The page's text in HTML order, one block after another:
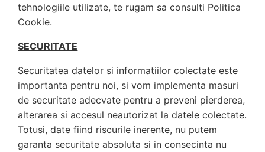
tehnologiile utilizate, te rugam sa consulti Politica
Cookie.
SECURITATE
Securitatea datelor si informatiilor colectate este
importanta pentru noi, si vom implementa masuri
de securitate adecvate pentru a preveni pierderea,
alterarea si accesul neautorizat la datele colectate.
Totusi, date fiind riscurile inerente, nu putem
garanta securitate absoluta si in consecinta nu